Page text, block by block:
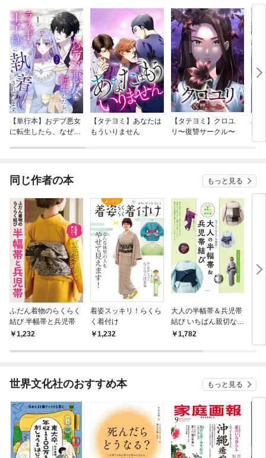
【単行本】おデブ悪女
に転生したら、なぜか
【タテヨミ】あなたは
もういりません
【タテヨミ】クロユ
リ〜復讐サークル〜
バ
今
同じ作者の本 もっと見る
ふだん着物のらくらく
結び 半幅帯と兵児帯
1,232
着姿スッキリ！らくら
く着付け
1,232
大人の半幅帯＆兵児帯
結び いちばん親切な着
物の教科書
1,782
し
世界文化社のおすすめ本 もっと見る